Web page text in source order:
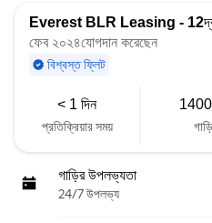
Everest BLR Leasing - 12
ফেব ২০২৪যোগদান করেছেন
বিশ্বস্ত ফ্লিট
< 1 দিন
প্রতিক্রিয়ার সময় গাড়ি
গাড়ির উপলভ্যতা
24/7 উপলভ্য